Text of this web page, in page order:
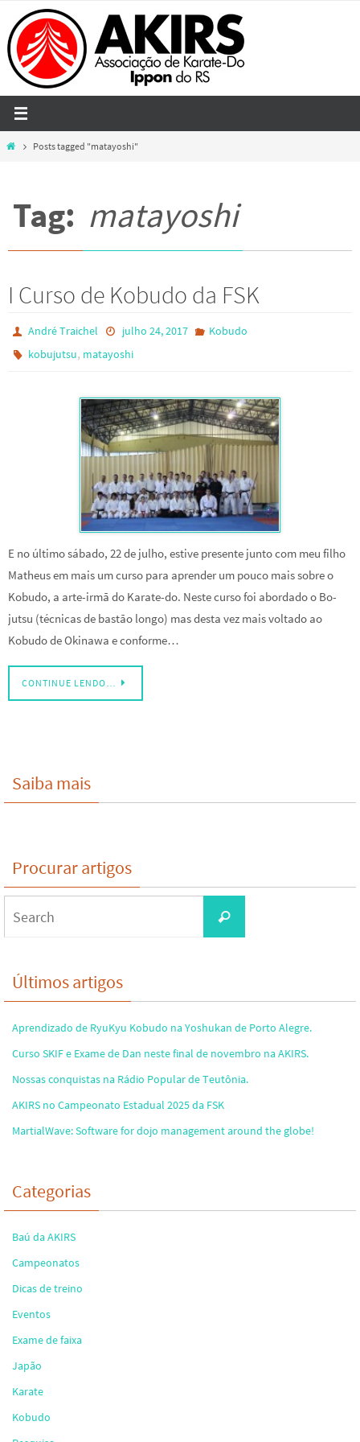
to
content
HomePosts tagged "matayoshi"
Tag: matayoshi
I Curso de Kobudo da FSK
André Traichel julho 24, 2017
Kobudo
kobujutsu, matayoshi
E no último sábado, 22 de julho, estive presente junto com meu filho
Matheus em mais um curso para aprender um pouco mais sobre o
Kobudo, a arte-irmã do Karate-do. Neste curso foi abordado o Bo-
jutsu (técnicas de bastão longo) mas desta vez mais voltado ao
Kobudo de Okinawa e conforme…
CONTINUE LENDO…
Saiba mais
Procurar artigos
Search
Últimos artigos
Aprendizado de RyuKyu Kobudo na Yoshukan de Porto Alegre.
Curso SKIF e Exame de Dan neste final de novembro na AKIRS.
Nossas conquistas na Rádio Popular de Teutônia.
AKIRS no Campeonato Estadual 2025 da FSK
MartialWave: Software for dojo management around the globe!
Categorias
Baú da AKIRS
Campeonatos
Dicas de treino
Eventos
Exame de faixa
Japão
Karate
Kobudo